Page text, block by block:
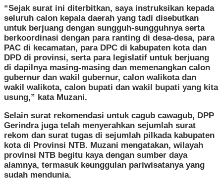
“Sejak surat ini diterbitkan, saya instruksikan kepada
seluruh calon kepala daerah yang tadi disebutkan
untuk berjuang dengan sungguh-sungguhnya serta
berkoordinasi dengan para ranting di desa-desa, para
PAC di kecamatan, para DPC di kabupaten kota dan
DPD di provinsi, serta para legislatif untuk berjuang
di dapilnya masing-masing dan memenangkan calon
gubernur dan wakil gubernur, calon walikota dan
wakil walikota, calon bupati dan wakil bupati yang kita
usung,” kata Muzani.
Selain surat rekomendasi untuk cagub cawagub, DPP
Gerindra juga telah menyerahkan sejumlah surat
rekom dan surat tugas di sejumlah pilkada kabupaten
kota di Provinsi NTB. Muzani mengatakan, wilayah
provinsi NTB begitu kaya dengan sumber daya
alamnya, termasuk keunggulan pariwisatanya yang
sudah mendunia.